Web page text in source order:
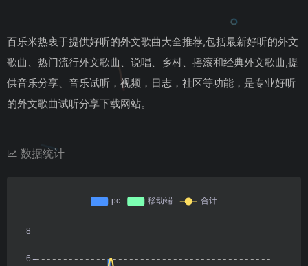
百乐米热衷于提供好听的外文歌曲大全推荐,包括最新好听的外文
歌曲、热门流行外文歌曲、说唱、乡村、摇滚和经典外文歌曲,提
供音乐分享、音乐试听，视频，日志，社区等功能，是专业好听
的外文歌曲试听分享下载网站。
数据统计